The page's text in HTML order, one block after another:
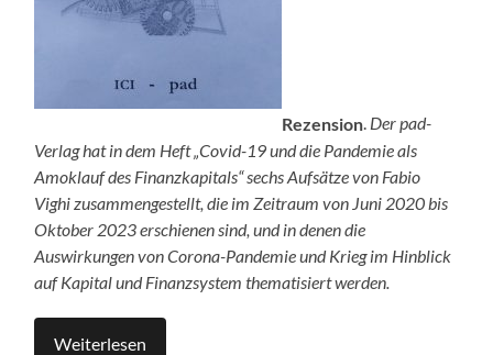
Rezension. Der pad-
Verlag hat in dem Heft „Covid-19 und die Pandemie als
Amoklauf des Finanzkapitals“ sechs Aufsätze von Fabio
Vighi zusammengestellt, die im Zeitraum von Juni 2020 bis
Oktober 2023 erschienen sind, und in denen die
Auswirkungen von Corona-Pandemie und Krieg im Hinblick
auf Kapital und Finanzsystem thematisiert werden.
Weiterlesen